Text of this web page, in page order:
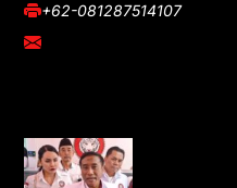
+62-081287514107
adm@iawnews.com